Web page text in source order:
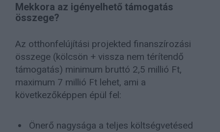
Mekkora az igényelhető támogatás
összege?
Az otthonfelújítási projekted finanszírozási
összege (kölcsön + vissza nem térítendő
támogatás) minimum bruttó 2,5 millió Ft,
maximum 7 millió Ft lehet, ami a
következőképpen épül fel:
Önerő nagysága a teljes költségvetésed